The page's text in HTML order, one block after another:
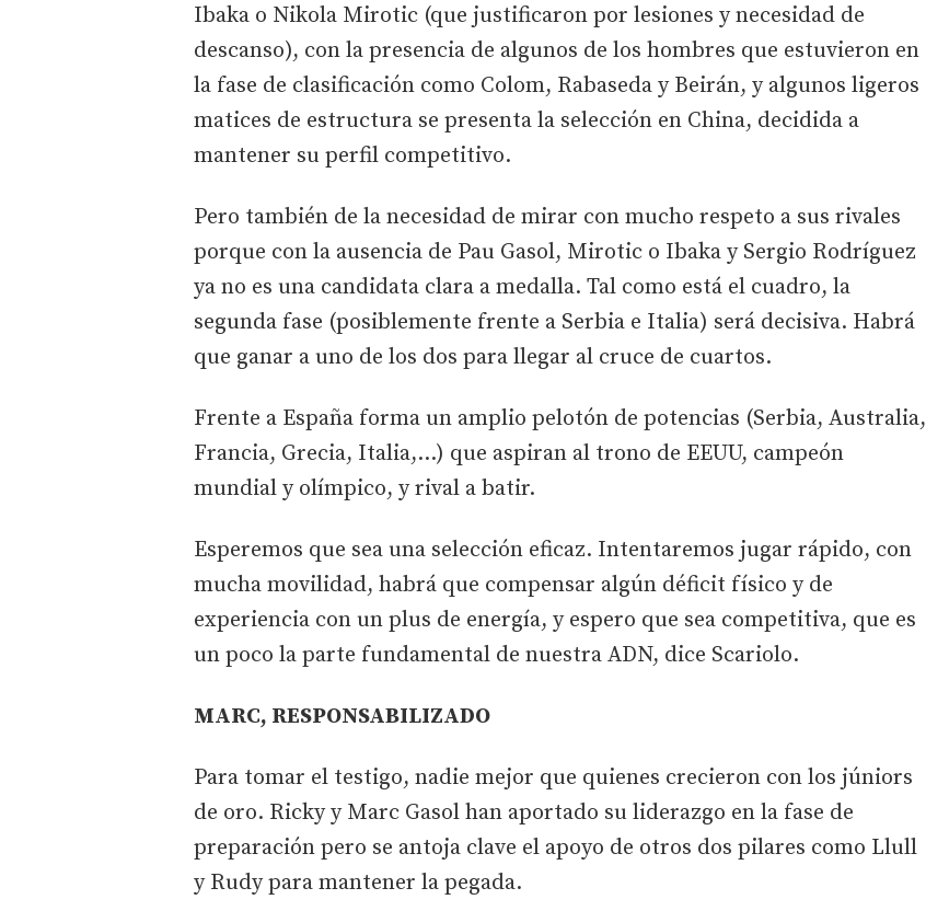
Ibaka o Nikola Mirotic (que justificaron por lesiones y necesidad de
descanso), con la presencia de algunos de los hombres que estuvieron en
la fase de clasificación como Colom, Rabaseda y Beirán, y algunos ligeros
matices de estructura se presenta la selección en China, decidida a
mantener su perfil competitivo.
Pero también de la necesidad de mirar con mucho respeto a sus rivales
porque con la ausencia de Pau Gasol, Mirotic o Ibaka y Sergio Rodríguez
ya no es una candidata clara a medalla. Tal como está el cuadro, la
segunda fase (posiblemente frente a Serbia e Italia) será decisiva. Habrá
que ganar a uno de los dos para llegar al cruce de cuartos.
Frente a España forma un amplio pelotón de potencias (Serbia, Australia,
Francia, Grecia, Italia,...) que aspiran al trono de EEUU, campeón
mundial y olímpico, y rival a batir.
Esperemos que sea una selección eficaz. Intentaremos jugar rápido, con
mucha movilidad, habrá que compensar algún déficit físico y de
experiencia con un plus de energía, y espero que sea competitiva, que es
un poco la parte fundamental de nuestra ADN, dice Scariolo.
MARC, RESPONSABILIZADO
Para tomar el testigo, nadie mejor que quienes crecieron con los júniors
de oro. Ricky y Marc Gasol han aportado su liderazgo en la fase de
preparación pero se antoja clave el apoyo de otros dos pilares como Llull
y Rudy para mantener la pegada.